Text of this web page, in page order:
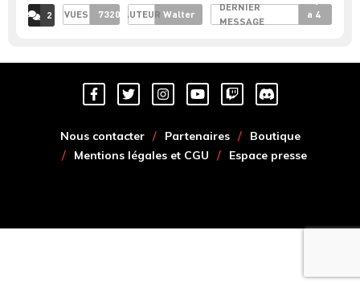
ACCÉDER AUX
2
COMMENTAIRES
VUES 7320 AUTEUR Walter
DERNIER
MESSAGE
a 4
ans
Nous contacter Partenaires
Boutique
Mentions légales et CGU
Espace presse